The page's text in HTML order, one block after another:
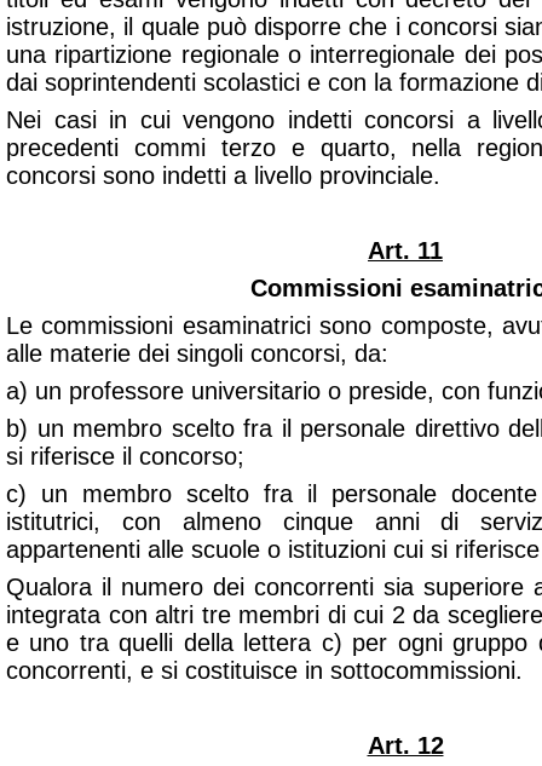
istruzione, il quale può disporre che i concorsi
una ripartizione regionale o interregionale dei
dai soprintendenti scolastici e con la formazione
Nei casi in cui vengono indetti concorsi a
precedenti commi terzo e quarto, nella
concorsi sono indetti a livello provinciale.
Art. 11
Commissioni
Le commissioni esaminatrici sono composte,
alle materie dei singoli concorsi, da:
a) un professore universitario o preside, con
b) un membro scelto fra il personale direttivo
si riferisce il concorso;
c) un membro scelto fra il personale
istitutrici, con almeno cinque anni di
appartenenti alle scuole o istituzioni cui si
Qualora il numero dei concorrenti sia superiore
integrata con altri tre membri di cui 2 da
e uno tra quelli della lettera c) per ogni gruppo
concorrenti, e si costituisce in sottocommissioni.
Art. 12